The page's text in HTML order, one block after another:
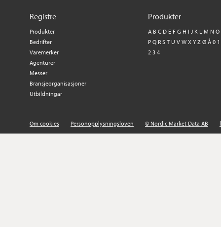
Registre
Produkter
Bedrifter
Varemerker
Agenturer
Messer
Bransjeorganisasjoner
Utbildningar
Produkter
A B C D E F G H I J K L M N O
P Q R S T U V W X Y Z Ø Å 0 1
2 3 4
Om cookies Personopplysningsloven © Nordic Market Data AB